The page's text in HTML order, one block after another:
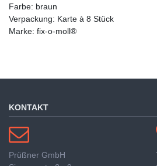
Farbe: braun
Verpackung: Karte à 8 Stück
Marke: fix-o-moll®
KONTAKT
Prüßner GmbH